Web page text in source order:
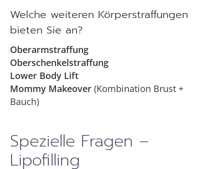
Welche weiteren Körperstraffungen
bieten Sie an?
Oberarmstraffung
Oberschenkelstraffung
Lower Body Lift
Mommy Makeover (Kombination Brust +
Bauch)
Spezielle Fragen –
Lipofilling